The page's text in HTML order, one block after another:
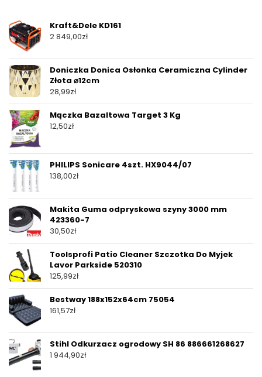
Kraft&Dele KD161
2 849,00zł
Doniczka Donica Osłonka Ceramiczna Cylinder
Złota ⌀12cm
28,99zł
Mączka Bazaltowa Target 3 Kg
12,50zł
PHILIPS Sonicare 4szt. HX9044/07
138,00zł
Makita Guma odpryskowa szyny 3000 mm
423360-7
30,50zł
Toolsprofi Patio Cleaner Szczotka Do Myjek
Lavor Parkside 520310
125,99zł
Bestway 188x152x64cm 75054
161,57zł
Stihl Odkurzacz ogrodowy SH 86 886661268627
1 944,90zł